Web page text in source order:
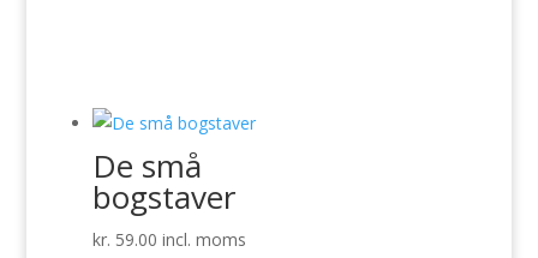
De små
bogstaver
kr. 59.00 incl. moms